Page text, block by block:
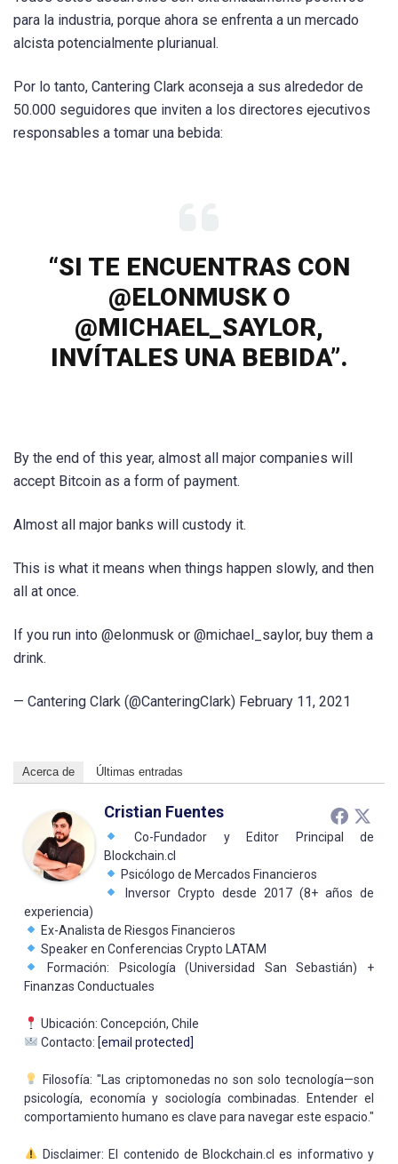
para la industria, porque ahora se enfrenta a un mercado
alcista potencialmente plurianual.
Por lo tanto, Cantering Clark aconseja a sus alrededor de
50.000 seguidores que inviten a los directores ejecutivos
responsables a tomar una bebida:
“SI TE ENCUENTRAS CON
@ELONMUSK O
@MICHAEL_SAYLOR,
INVÍTALES UNA BEBIDA”.
By the end of this year, almost all major companies will
accept Bitcoin as a form of payment.
Almost all major banks will custody it.
This is what it means when things happen slowly, and then
all at once.
If you run into @elonmusk or @michael_saylor, buy them a
drink.
— Cantering Clark (@CanteringClark) February 11, 2021
Acerca de Últimas entradas
Cristian Fuentes
Co-Fundador y Editor Principal de
Blockchain.cl
Psicólogo de Mercados Financieros
Inversor Crypto desde 2017 (8+ años de
experiencia)
Ex-Analista de Riesgos Financieros
Speaker en Conferencias Crypto LATAM
Formación: Psicología (Universidad San Sebastián) +
Finanzas Conductuales
Ubicación: Concepción, Chile
Contacto: [email protected]
Filosofía: "Las criptomonedas no son solo tecnología—son
psicología, economía y sociología combinadas. Entender el
comportamiento humano es clave para navegar este espacio."
Disclaimer: El contenido de Blockchain.cl es informativo y